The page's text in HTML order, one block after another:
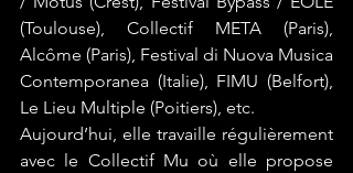
(Toulouse), Collectif META (Paris),
Alcôme (Paris), Festival di Nuova Musica
Contemporanea (Italie), FIMU (Belfort),
Le Lieu Multiple (Poitiers), etc.
Aujourd’hui, elle travaille régulièrement
avec le Collectif Mu où elle propose